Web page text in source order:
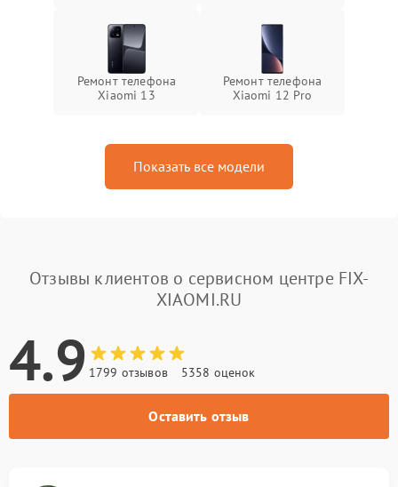
Ремонт телефона
Xiaomi 13
Ремонт телефона
Xiaomi 12 Pro
Показать все модели
Отзывы клиентов о сервисном центре FIX-
XIAOMI.RU
4.9 1799 отзывов 5358 оценок
Оставить отзыв